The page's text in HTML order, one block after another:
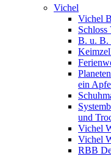
Vichel
Vichel
Schloss
B. u. B.
ein
und
Vichel
Vichel
RBB